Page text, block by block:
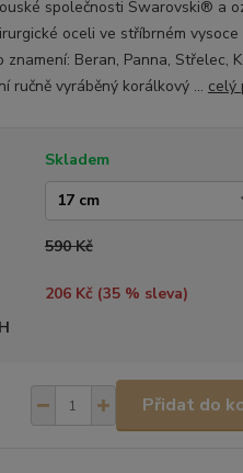
společnosti Swarovski® a
oceli ve stříbrném vysoce
Beran, Panna, Střelec,
ručně vyráběný korálkový ... celý
Skladem
590 Kč
206 Kč (35% sleva)
Přidat do